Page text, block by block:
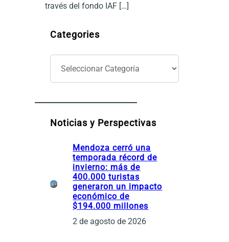
través del fondo IAF […]
Categories
C
t
g
rNoticias y Perspectivas
Mendoza cerró una
temporada récord de
invierno: más de
400.000 turistas
generaron un impacto
económico de
$194.000 millones
2 de agosto de 2026